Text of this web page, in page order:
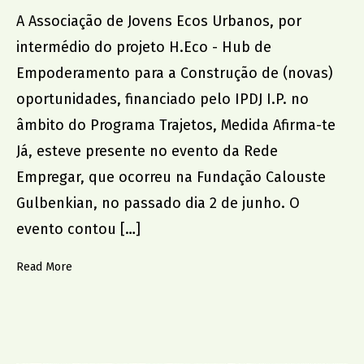
1997 > 1999
loja
Bazar Ecos Social
Oficina de Dança Criativa
Oficina de Música
Oficina das Emoções
Oficina de Expressões
centro comunitário
Serviço de Atendimento e Acompanhamento Social
Apoio Alimentar
Saber +
representação institucional
A Associação de Jovens Ecos Urbanos, por
intermédio do projeto H.Eco - Hub de
Empoderamento para a Construção de (novas)
oportunidades, financiado pelo IPDJ I.P. no
âmbito do Programa Trajetos, Medida Afirma-te
Já, esteve presente no evento da Rede
Empregar, que ocorreu na Fundação Calouste
Gulbenkian, no passado dia 2 de junho. O
evento contou […]
Read More